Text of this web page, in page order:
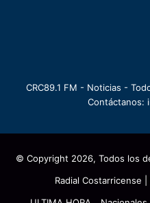
CRC89.1 FM - Noticias -
Contáctanos:
© Copyright 2026, Todos los
Radial Costarricense